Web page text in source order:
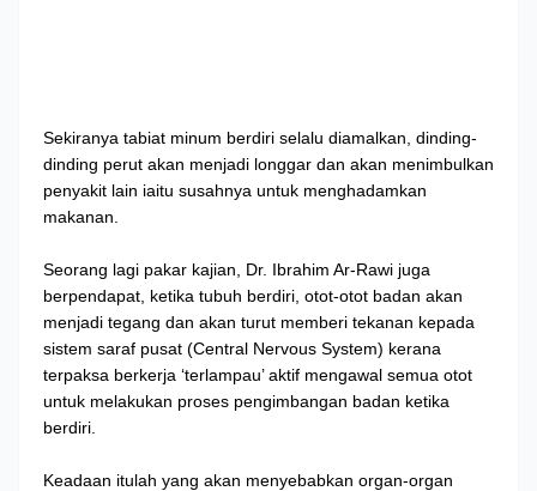
Sekiranya tabiat minum berdiri selalu diamalkan, dinding-
dinding perut akan menjadi longgar dan akan menimbulkan
penyakit lain iaitu susahnya untuk menghadamkan
makanan.
Seorang lagi pakar kajian, Dr. Ibrahim Ar-Rawi juga
berpendapat, ketika tubuh berdiri, otot-otot badan akan
menjadi tegang dan akan turut memberi tekanan kepada
sistem saraf pusat (Central Nervous System) kerana
terpaksa berkerja ‘terlampau’ aktif mengawal semua otot
untuk melakukan proses pengimbangan badan ketika
berdiri.
Keadaan itulah yang akan menyebabkan organ-organ